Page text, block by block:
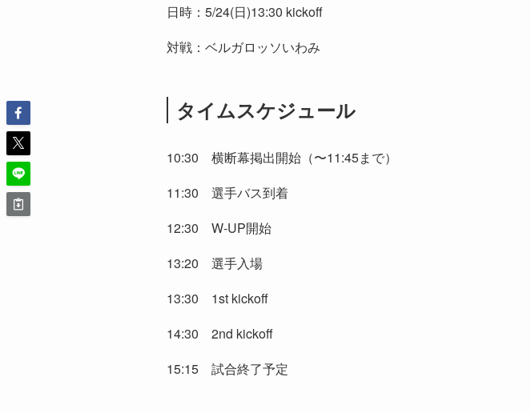
日時：5/24(日)13:30 kickoff
対戦：ベルガロッソいわみ
タイムスケジュール
10:30 横断幕掲出開始（〜11:45まで）
11:30 選手バス到着
12:30 W-UP開始
13:20 選手入場
13:30 1st kickoff
14:30 2nd kickoff
15:15 試合終了予定